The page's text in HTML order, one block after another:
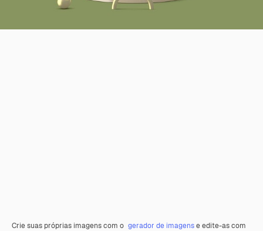
Crie suas próprias imagens com o gerador de imagense edite-as com